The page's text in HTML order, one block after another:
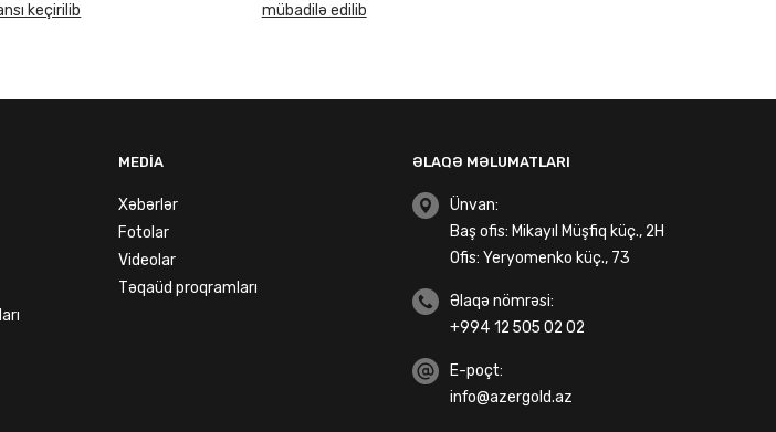
keçirilib
mübadilə edilib
MEDIA
Xəbərlər
Fotolar
Videolar
Təqaüd proqramları
ƏLAQƏ MƏLUMATLARI
Ünvan:
Baş ofis: Mikayıl Müşfiq küç., 2H
Ofis: Yeryomenko küç., 73
Əlaqə nömrəsi:
+994 12 505 02 02
E-poçt:
info@azergold.az